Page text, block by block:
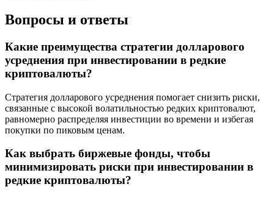
Вопросы и ответы
Какие преимущества стратегии долларового
усреднения при инвестировании в редкие
криптовалюты?
Стратегия долларового усреднения помогает снизить риски,
связанные с высокой волатильностью редких криптовалют,
равномерно распределяя инвестиции во времени и избегая
покупки по пиковым ценам.
Как выбрать биржевые фонды, чтобы
минимизировать риски при инвестировании в
редкие криптовалюты?